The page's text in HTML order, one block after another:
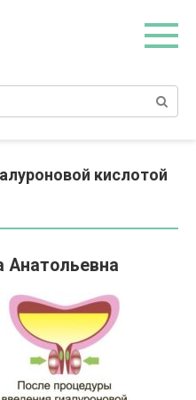
кислотой
Анатольевна